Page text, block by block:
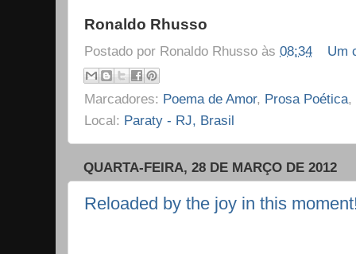
Ronaldo Rhusso
Postado por Ronaldo Rhusso às 08:34 Um
Marcadores: Poema de Amor, Prosa Poética,
Local: Paraty - RJ, Brasil
QUARTA-FEIRA, 28 DE MARÇO DE 2012
Reloaded by the joy in this